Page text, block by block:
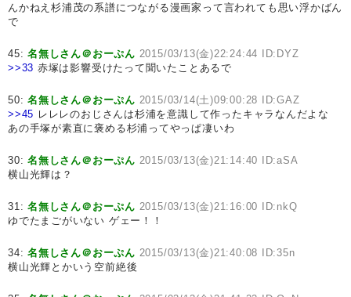
んかねえ杉浦茂の系譜につながる漫画家って言われても思い浮かばん
で
45:名無しさん＠おーぷん 2015/03/13(金)22:24:44 ID:DYZ
>>33 赤塚は影響受けたって聞いたことあるで
50:名無しさん＠おーぷん 2015/03/14(土)09:00:28 ID:GAZ
>>45 レレレのおじさんは杉浦を意識して作ったキャラなんだよな
あの手塚が素直に褒める杉浦ってやっぱ凄いわ
30:名無しさん＠おーぷん 2015/03/13(金)21:14:40 ID:aSA
横山光輝は？
31:名無しさん＠おーぷん 2015/03/13(金)21:16:00 ID:nkQ
ゆでたまごがいない ゲェー！！
34:名無しさん＠おーぷん 2015/03/13(金)21:40:08 ID:35n
横山光輝とかいう空前絶後